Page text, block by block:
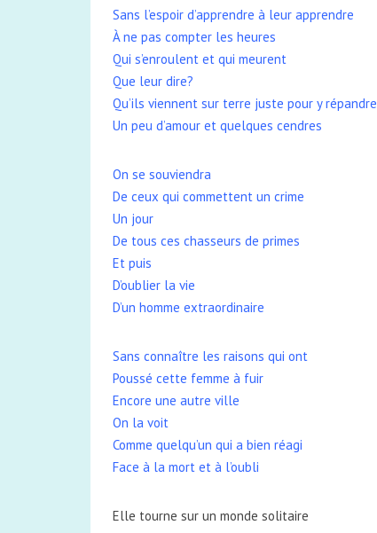
Sans l’espoir d’apprendre à leur apprendre
À ne pas compter les heures
Qui s’enroulent et qui meurent
Que leur dire?
Qu’ils viennent sur terre juste pour y répandre
Un peu d’amour et quelques cendres
On se souviendra
De ceux qui commettent un crime
Un jour
De tous ces chasseurs de primes
Et puis
D’oublier la vie
D’un homme extraordinaire
Sans connaître les raisons qui ont
Poussé cette femme à fuir
Encore une autre ville
On la voit
Comme quelqu’un qui a bien réagi
Face à la mort et à l’oubli
Elle tourne sur un monde solitaire